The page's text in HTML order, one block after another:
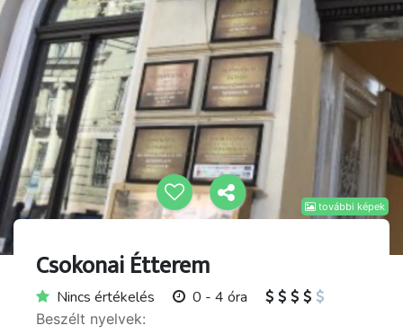
további képek
Csokonai Étterem
Nincs értékelés 0 - 4 óra
Beszélt nyelvek: